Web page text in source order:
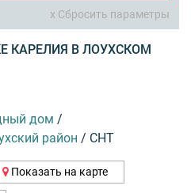
x Сбросить параметры
КАРЕЛИЯ В ЛОУХСКОМ
дом /
район / СНТ
Показать на карте